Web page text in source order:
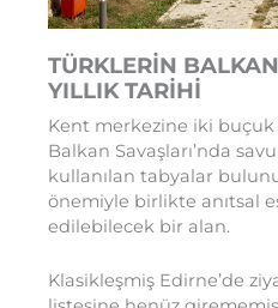
TÜRKLERİN
YILLIK TARİHİ
Kent merkezine iki
Balkan Savaşları’nda
kullanılan tabyalar
önemiyle birlikte anıtsal
edilebilecek bir alan.
Klasikleşmiş Edirne’de